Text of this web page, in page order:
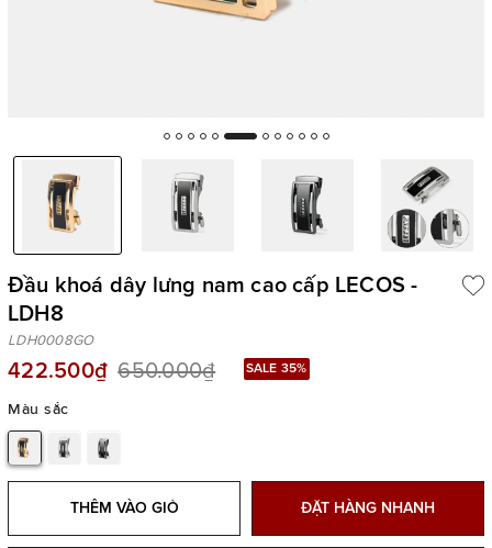
Đầu khoá dây lưng nam cao cấp LECOS -
LDH8
LDH0008GO
422.500₫ 650.000₫ SALE 35%
Màu sắc
THÊM VÀO GIỎ ĐẶT HÀNG NHANH